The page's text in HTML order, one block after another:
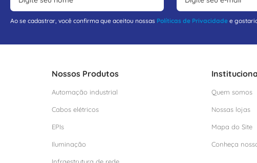
Ao se cadastrar, você confirma que aceitou nossas Políticas de Privacidade e
Nossos Produtos
Automação industrial
Cabos elétricos
EPIs
Iluminação
Quem somos
Nossas lojas
Mapa do Site
Conheça